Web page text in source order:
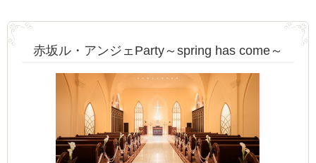
赤坂ル・アンジェParty～spring has come～